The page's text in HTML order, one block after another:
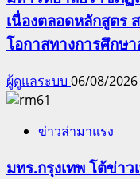
เนื่องตลอดหลักสูตร
โอกาสทางการศึกษ
ผู้ดูแลระบบ 06/08/2026
ข่าวล่ามาแรง
มทร.กรุงเทพ โต้ข่า